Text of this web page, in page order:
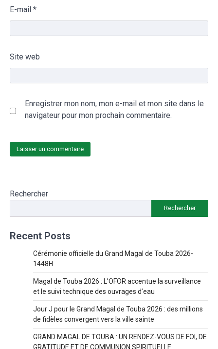
E-mail *
Site web
Enregistrer mon nom, mon e-mail et mon site dans le
navigateur pour mon prochain commentaire.
Rechercher
Rechercher
Recent Posts
Cérémonie officielle du Grand Magal de Touba 2026-
1448H
Magal de Touba 2026 : L’OFOR accentue la surveillance
et le suivi technique des ouvrages d’eau
Jour J pour le Grand Magal de Touba 2026 : des millions
de fidèles convergent vers la ville sainte
GRAND MAGAL DE TOUBA : UN RENDEZ-VOUS DE FOI, DE
GRATITUDE ET DE COMMUNION SPIRITUELLE